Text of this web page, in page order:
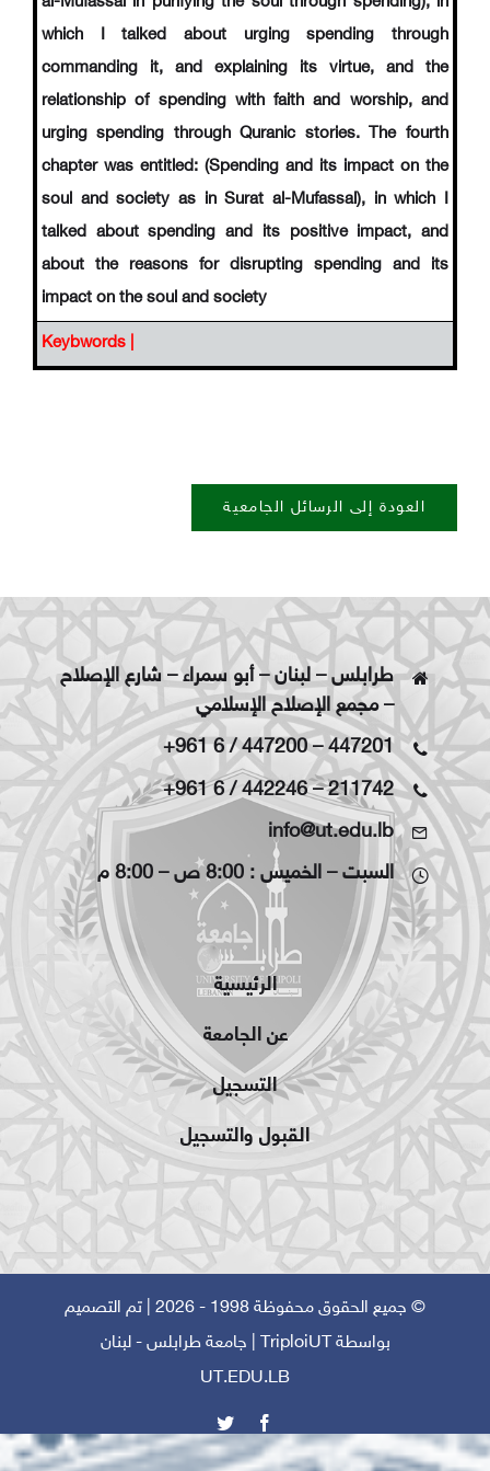
which I talked about urging spending through
commanding it, and explaining its virtue, and the
relationship of spending with faith and worship, and
urging spending through Quranic stories. The fourth
chapter was entitled: (Spending and its impact on the
soul and society as in Surat al-Mufassal), in which I
talked about spending and its positive impact, and
about the reasons for disrupting spending and its
impact on the soul and society
Keybwords |
العودة إلى الرسائل الجامعية
طرابلس – لبنان – أبو سمراء – شارع الإصلاح
– مجمع الإصلاح الإسلامي
+961 6 / 447200–447201
+961 6 / 442246–211742
info@ut.edu.lb
السبت – الخميس : 8:00 ص – 8:00 م
الرئيسية
عن الجامعة
التسجيل
القبول والتسجيل
© جميع الحقوق محفوظة 1998 - 2026 | تم التصميم
بواسطةTriploiUT | جامعة طرابلس - لبنان
UT.EDU.LB